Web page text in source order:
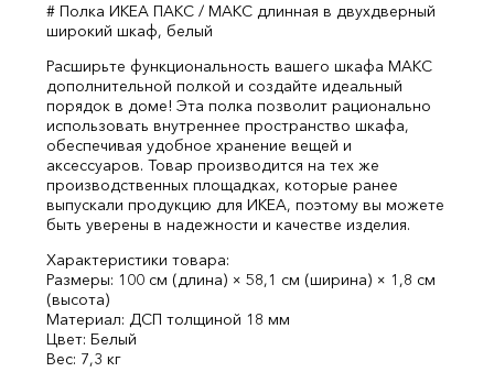
# Полка ИКЕА ПАКС / МАКС длинная в двухдверный
широкий шкаф, белый
Расширьте функциональность вашего шкафа МАКС
дополнительной полкой и создайте идеальный
порядок в доме! Эта полка позволит рационально
использовать внутреннее пространство шкафа,
обеспечивая удобное хранение вещей и
аксессуаров. Товар производится на тех же
производственных площадках, которые ранее
выпускали продукцию для ИКЕА, поэтому вы можете
быть уверены в надежности и качестве изделия.
Характеристики товара:
Размеры: 100 см (длина) × 58,1 см (ширина) × 1,8 см
(высота)
Материал: ДСП толщиной 18 мм
Цвет: Белый
Вес: 7,3 кг